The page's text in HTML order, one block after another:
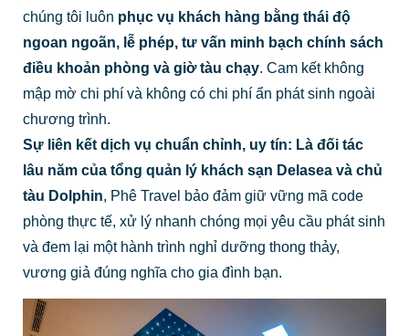
chúng tôi luôn phục vụ khách hàng bằng thái độ
ngoan ngoãn, lễ phép, tư vấn minh bạch chính sách
điều khoản phòng và giờ tàu chạy. Cam kết không
mập mờ chi phí và không có chi phí ẩn phát sinh ngoài
chương trình.
Sự liên kết dịch vụ chuẩn chỉnh, uy tín: Là đối tác
lâu năm của tổng quản lý khách sạn Delasea và chủ
tàu Dolphin, Phê Travel bảo đảm giữ vững mã code
phòng thực tế, xử lý nhanh chóng mọi yêu cầu phát sinh
và đem lại một hành trình nghỉ dưỡng thong thảy,
vương giả đúng nghĩa cho gia đình bạn.